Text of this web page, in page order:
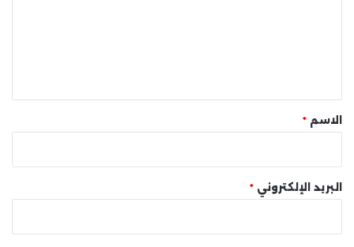
* الاسم *
البريد الإلكتروني *